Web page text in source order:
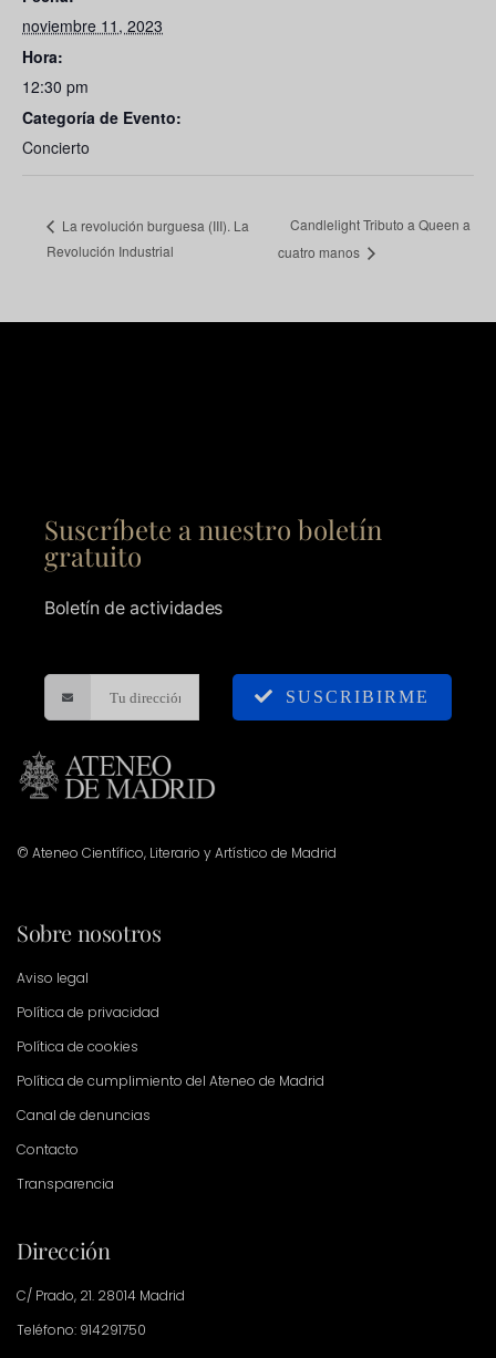
noviembre 11, 2023
Hora:
12:30 pm
Categoría de Evento:
Concierto
La revolución burguesa (III). La
Revolución Industrial
Candlelight Tributo a Queen a
cuatro manos
Suscríbete a nuestro boletín
gratuito
Boletín de actividades
SUSCRIBIRME
© Ateneo Científico, Literario y Artístico de Madrid
Sobre nosotros
Aviso legal
Política de privacidad
Política de cookies
Política de cumplimiento del Ateneo de Madrid
Canal de denuncias
Contacto
Transparencia
Dirección
C/ Prado, 21. 28014 Madrid
Teléfono: 914291750